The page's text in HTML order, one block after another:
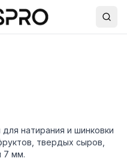
натирания и шинковки
твердых сыров,
7 мм.